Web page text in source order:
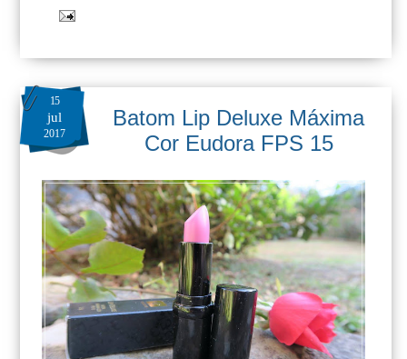
15
jul
2017
Batom Lip Deluxe Máxima
Cor Eudora FPS 15